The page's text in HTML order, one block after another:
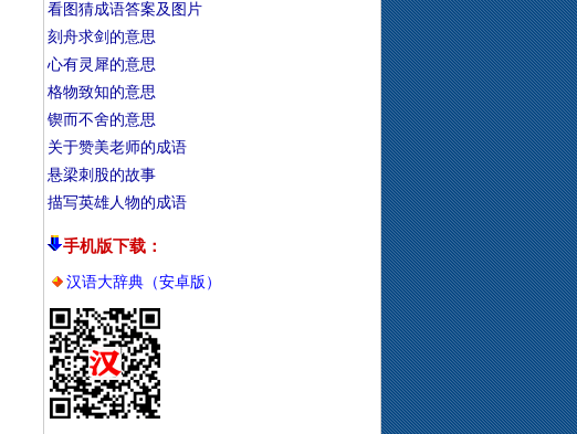
看图猜成语答案及图片
刻舟求剑的意思
心有灵犀的意思
格物致知的意思
锲而不舍的意思
关于赞美老师的成语
悬梁刺股的故事
描写英雄人物的成语
手机版下载：
汉语大辞典（安卓版）